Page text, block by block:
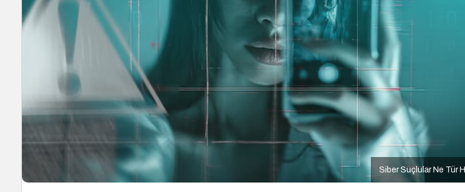
Siber Suçlular Ne Tür